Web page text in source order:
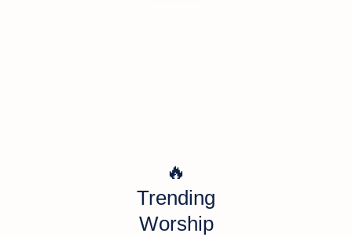
🔥
Trending
Worship